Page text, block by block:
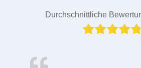
Durchschnittliche